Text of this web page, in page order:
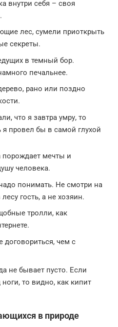
внутри себя – своя
лес, сумели приоткрыть
секреты.
в темный бор.
печальнее.
рано или поздно
что я завтра умру, то
провел бы в самой глухой
порождает мечты и
человека.
понимать. Не смотри на
гость, а не хозяин.
тролли, как
чем с
не бывает пусто. Если
то видно, как кипит
в природе